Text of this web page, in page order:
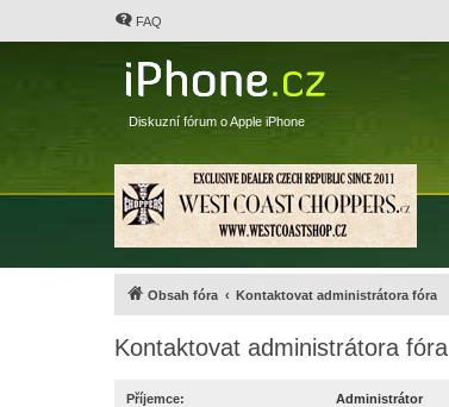
FAQ
Diskuzní fórum o Apple iPhone
Obsah fóra Kontaktovat administrátora fóra
Kontaktovat administrátora fóra
Příjemce: Administrátor